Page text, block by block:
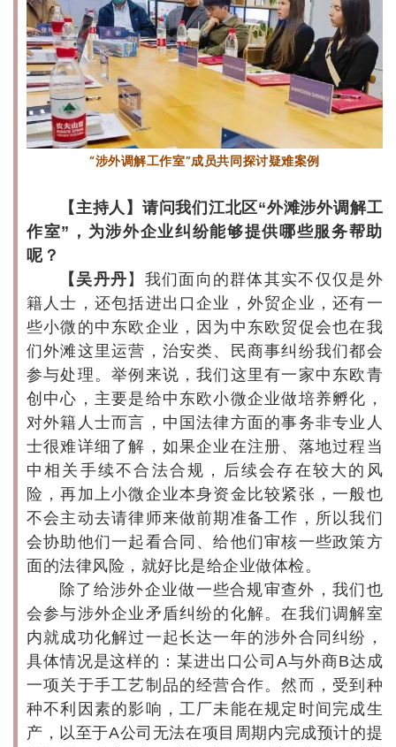
“涉外调解工作室”成员共同探讨疑难案例
【主持人】请问我们江北区“外滩涉外调解工
作室”，为涉外企业纠纷能够提供哪些服务帮助
呢？
【吴丹丹 】我们面向的群体其实不仅仅是外
籍人士，还包括进出口企业，外贸企业，还有一
些小微的中东欧企业，因为中东欧贸促会也在我
们外滩这里运营，治安类、民商事纠纷我们都会
参与处理。举例来说，我们这里有一家中东欧青
创中心，主要是给中东欧小微企业做培养孵化，
对外籍人士而言，中国法律方面的事务非专业人
士很难详细了解，如果企业在注册、落地过程当
中相关手续不合法合规，后续会存在较大的风
险，再加上小微企业本身资金比较紧张，一般也
不会主动去请律师来做前期准备工作，所以我们
会协助他们一起看合同、给他们审核一些政策方
面的法律风险，就好比是给企业做体检。
除了给涉外企业做一些合规审查外，我们也
会参与涉外企业矛盾纠纷的化解。在我们调解室
内就成功化解过一起长达一年的涉外合同纠纷，
具体情况是这样的：某进出口公司A与外商B达成
一项关于手工艺制品的经营合作。然而，受到种
种不利因素的影响，工厂未能在规定时间完成生
产，以至于A公司无法在项目周期内完成预计的提